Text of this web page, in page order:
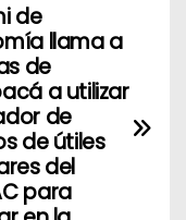
de
llama a
de
a utilizar
de
de útiles
del
para